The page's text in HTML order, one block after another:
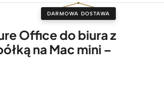
DARMOWA DOSTAWA
Office do biura z
na Mac mini –